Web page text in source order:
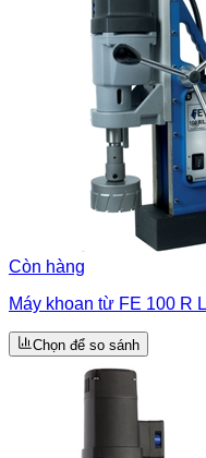
Còn hàng
Máy khoan từ FE 100 R
Chọn để so sánh